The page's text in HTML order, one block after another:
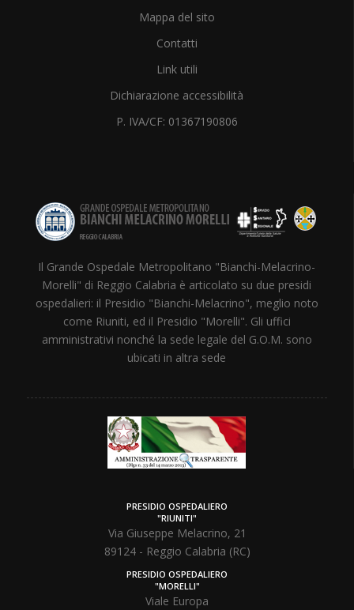
Mappa del sito
Contatti
Link utili
Dichiarazione accessibilità
P. IVA/CF: 01367190806
Il Grande Ospedale Metropolitano "Bianchi-Melacrino-
Morelli" di Reggio Calabria è articolato su due presidi
ospedalieri: il Presidio "Bianchi-Melacrino", meglio noto
come Riuniti, ed il Presidio "Morelli". Gli uffici
amministrativi nonché la sede legale del G.O.M. sono
ubicati in altra sede
PRESIDIO OSPEDALIERO
"RIUNITI"
Via Giuseppe Melacrino, 21
89124 - Reggio Calabria (RC)
PRESIDIO OSPEDALIERO
"MORELLI"
Viale Europa